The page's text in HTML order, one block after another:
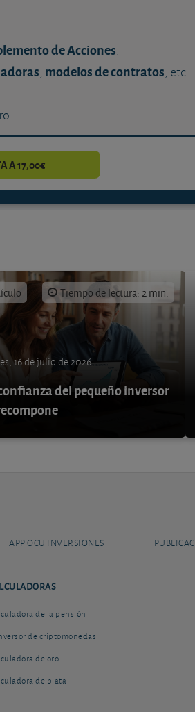
de Acciones.
, modelos de contratos, etc.
A 17,00€
Tiempo de lectura: 2 min.
16 de julio de 2026
del pequeño inversor
APP OCU INVERSIONES
de la pensión
de criptomonedas
de oro
de plata